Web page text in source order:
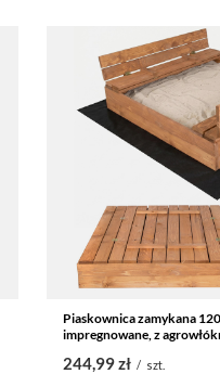
Piaskownica zamykana
impregnowane, z
244,99 zł / szt.